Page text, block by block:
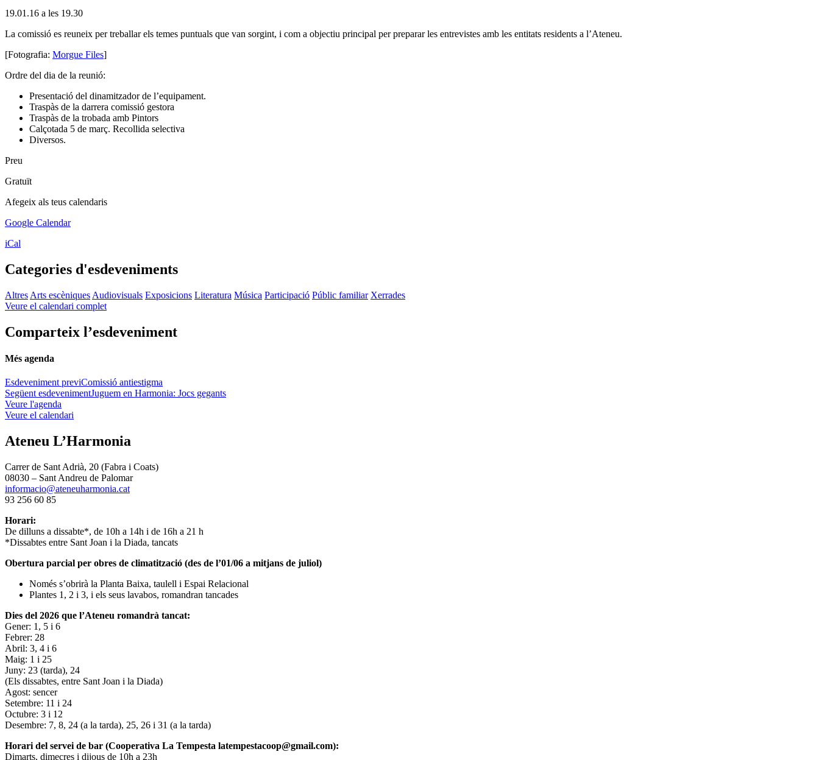
19.01.16 a les 19.30
La comissió es reuneix per treballar els temes puntuals que van sorgint, i com a objectiu principal per preparar les entrevistes amb les entitats residents a l’Ateneu.
[Fotografia: Morgue Files]
Ordre del dia de la reunió:
Presentació del dinamitzador de l’equipament.
Traspàs de la darrera comissió gestora
Traspàs de la trobada amb Pintors
Calçotada 5 de març. Recollida selectiva
Diversos.
Preu
Gratuït
Afegeix als teus calendaris
Google Calendar
iCal
Categories d'esdeveniments
Altres Arts escèniques Audiovisuals Exposicions Literatura Música Participació Públic familiar Xerrades
Veure el calendari complet
Comparteix l’esdeveniment
Més agenda
Esdeveniment previComissió antiestigma
Següent esdevenimentJuguem en Harmonia: Jocs gegants
Veure l'agenda
Veure el calendari
Ateneu L’Harmonia
Carrer de Sant Adrià, 20 (Fabra i Coats)
08030 – Sant Andreu de Palomar
informacio@ateneuharmonia.cat
93 256 60 85
Horari:
De dilluns a dissabte*, de 10h a 14h i de 16h a 21 h
*Dissabtes entre Sant Joan i la Diada, tancats
Obertura parcial per obres de climatització (des de l’01/06 a mitjans de juliol)
Només s’obrirà la Planta Baixa, taulell i Espai Relacional
Plantes 1, 2 i 3, i els seus lavabos, romandran tancades
Dies del 2026 que l’Ateneu romandrà tancat:
Gener: 1, 5 i 6
Febrer: 28
Abril: 3, 4 i 6
Maig: 1 i 25
Juny: 23 (tarda), 24
(Els dissabtes, entre Sant Joan i la Diada)
Agost: sencer
Setembre: 11 i 24
Octubre: 3 i 12
Desembre: 7, 8, 24 (a la tarda), 25, 26 i 31 (a la tarda)
Horari del servei de bar (Cooperativa La Tempesta latempestacoop@gmail.com):
Dimarts, dimecres i dijous de 10h a 23h